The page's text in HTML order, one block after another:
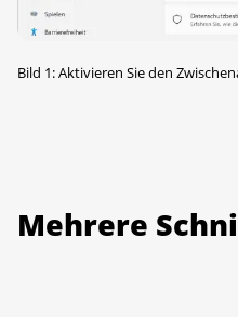
Bild 1: Aktivieren Sie den
Mehrere